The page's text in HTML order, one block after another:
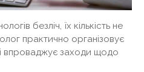
безліч, їх кількість не
практично організовує
впроваджує заходи щодо